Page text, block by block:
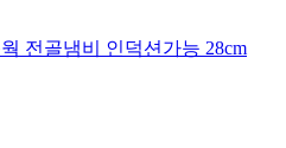
전골냄비 인덕션가능 28cm